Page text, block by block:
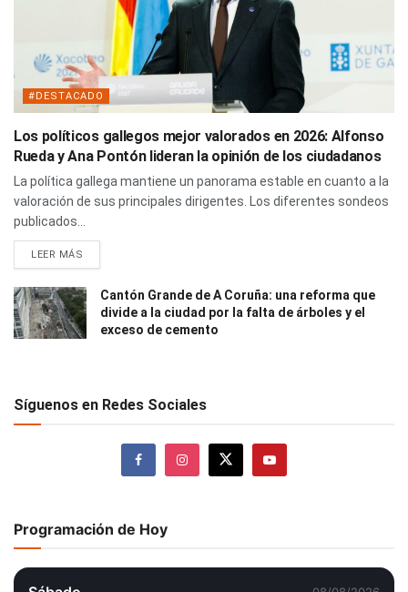
#DESTACADO
Los políticos gallegos mejor valorados en 2026: Alfonso
Rueda y Ana Pontón lideran la opinión de los ciudadanos
La política gallega mantiene un panorama estable en cuanto a la
valoración de sus principales dirigentes. Los diferentes sondeos
publicados...
LEER MÁS
Cantón Grande de A Coruña: una reforma que
divide a la ciudad por la falta de árboles y el
exceso de cemento
Síguenos en Redes Sociales
Programación de Hoy